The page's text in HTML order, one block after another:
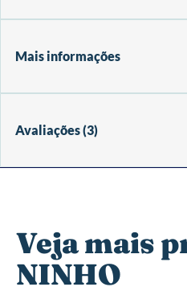
Mais informações
Avaliações 3
Veja mais
NINHO